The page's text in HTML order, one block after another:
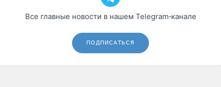
Все главные новости в нашем Telegram‑канале
ПОДПИСАТЬСЯ